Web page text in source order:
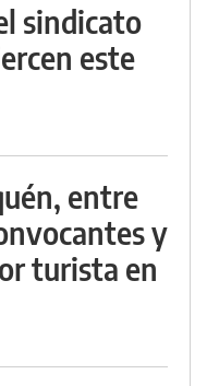
sindicato
este
entre
y
turista en